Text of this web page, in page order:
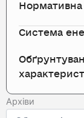
Нормативна
Система
Архіви
Архіви